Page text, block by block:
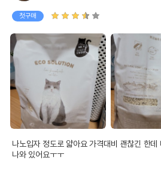
첫구매
나노입자 정도로 얇아요 가격대비 괜찮긴 한데
나와 있어요ㅜㅜ